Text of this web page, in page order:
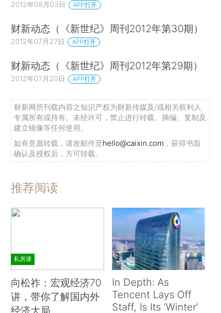
2012年08月03日 APP打开
财新动态（《新世纪》周刊2012年第30期）
2012年07月27日 APP打开
财新动态（《新世纪》周刊2012年第29期）
2012年07月20日 APP打开
财新网所刊载内容之知识产权为财新传媒及/或相关权利人
专属所有或持有。未经许可，禁止进行转载、摘编、复制及
建立镜像等任何使用。
如有意愿转载，请发邮件至hello@caixin.com ，获得书面
确认及授权后，方可转载。
推荐阅读
私房课
向松祚：宏观经济70
讲，带你了解国内外
经济大局
In Depth: As
Tencent Lays Off
Staff, Is Its ‘Winter’